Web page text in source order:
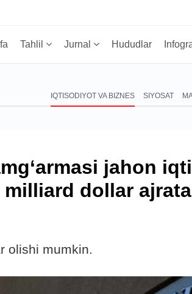
Tahlil Jurnal Hududlar
IQTISODIYOT VA BIZNES SIYOSAT
jahon
dollar
olishi mumkin.